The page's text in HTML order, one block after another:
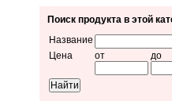
Поиск продукта в этой
Название
Цена
от до